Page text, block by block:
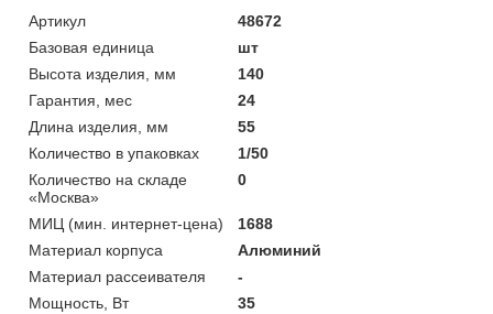
Артикул
48672
Базовая единица
шт
Высота изделия, мм
140
Гарантия, мес
24
Длина изделия, мм
55
Количество в упаковках
1/50
Количество на складе
«Москва»
0
МИЦ (мин. интернет-цена)
1688
Материал корпуса
Алюминий
Материал рассеивателя
-
Мощность, Вт
35